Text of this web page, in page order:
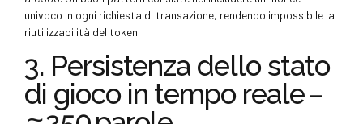
univoco in ogni richiesta di transazione, rendendo impossibile la
riutilizzabilità del token.
3. Persistenza dello stato
di gioco in tempo reale –